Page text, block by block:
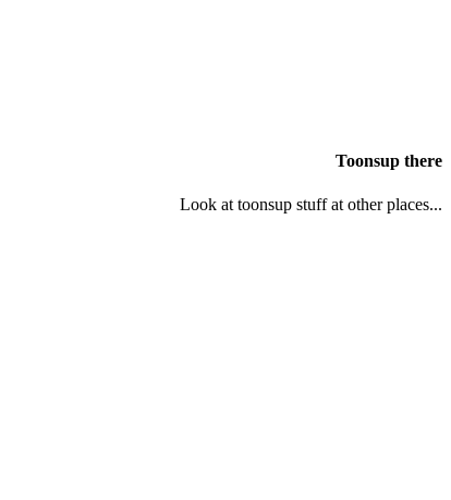
Toonsup there
Look at toonsup stuff at other places...